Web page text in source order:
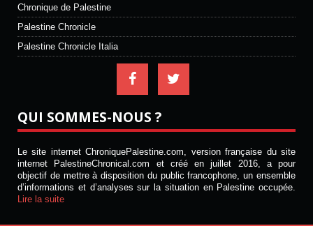
Chronique de Palestine
Palestine Chronicle
Palestine Chronicle Italia
QUI SOMMES-NOUS ?
Le site internet ChroniquePalestine.com, version française du site
internet PalestineChronical.com et créé en juillet 2016, a pour
objectif de mettre à disposition du public francophone, un ensemble
d’informations et d’analyses sur la situation en Palestine occupée.
Lire la suite